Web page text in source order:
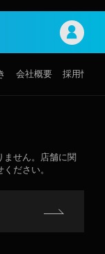
会社概要 採用情報
せん。店舗に関
ださい。